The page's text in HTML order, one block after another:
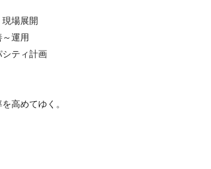
現場展開
運用
シティ計画
高めてゆく。